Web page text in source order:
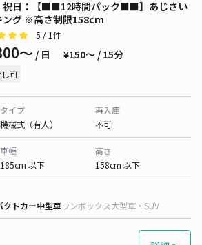
祝日：【■■12時間パック■■】あじさい
ング ※高さ制限158cm
5 / 1件
〜 / 日 ¥150〜 / 15分
可
タイプ
機械式（有人）
再入庫
不可
車幅
185cm 以下
高さ
158cm 以下
クトカー中型車ワンボックス大型車・SUV